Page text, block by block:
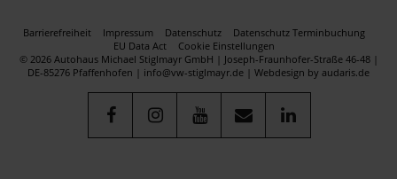
Barrierefreiheit Impressum Datenschutz
Datenschutz Terminbuchung
EU Data Act
Cookie Einstellungen
© 2026 Autohaus Michael Stiglmayr GmbH | Joseph-Fraunhofer-Straße 46-48 |
DE-85276 Pfaffenhofen | info@vw-stiglmayr.de | Webdesign by audaris.de